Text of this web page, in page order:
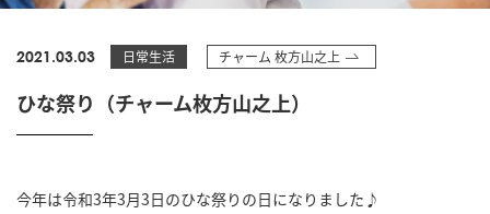
2021.03.03 日常生活 チャーム 枚方山之上
ひな祭り（チャーム枚方山之上）
今年は令和3年3月3日のひな祭りの日になりました♪